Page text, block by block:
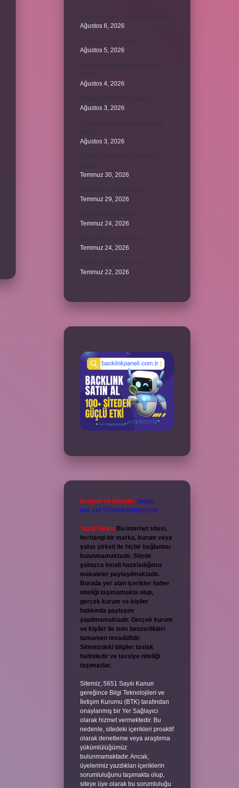
Ağustos 6, 2026
Ağustos 5, 2026
Ağustos 4, 2026
Ağustos 3, 2026
Ağustos 3, 2026
Temmuz 30, 2026
Temmuz 29, 2026
Temmuz 24, 2026
Temmuz 24, 2026
Temmuz 22, 2026
Reklam ve İletişim: Skype:
live:.cid.575569c608265c69
Yasal Uyarı: Bu internet sitesi,
herhangi bir marka, kurum veya
şahıs şirketi ile hiçbir bağlantısı
bulunmamaktadır. Sitede
yalnızca kendi hazırladığımız
makaleler paylaşılmaktadır.
Burada yer alan içerikler haber
niteliği taşımamakta olup,
gerçek kurum ve kişiler
hakkında paylaşım
yapılmamaktadır. Gerçek kurum
ve kişiler ile isim benzerlikleri
tamamen tesadüfidir.
Sitemizdeki bilgiler taslak
halindedir ve tavsiye niteliği
taşımazlar.
Sitemiz, 5651 Sayılı Kanun
gereğince Bilgi Teknolojileri ve
İletişim Kurumu (BTK) tarafından
onaylanmış bir Yer Sağlayıcı
olarak hizmet vermektedir. Bu
nedenle, sitedeki içerikleri proaktif
olarak denetleme veya araştırma
yükümlülüğümüz
bulunmamaktadır. Ancak,
üyelerimiz yazdıkları içeriklerin
sorumluluğunu taşımakta olup,
siteye üye olarak bu sorumluluğu